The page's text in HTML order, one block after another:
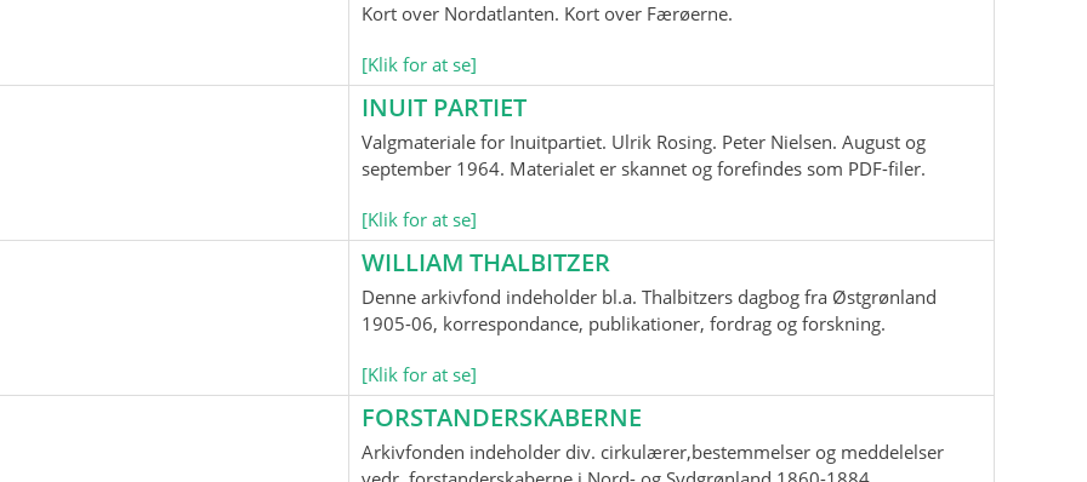
Kort over Nordatlanten. Kort over Færøerne.
[Klik for at se]
INUIT PARTIET
Valgmateriale for Inuitpartiet. Ulrik Rosing. Peter Nielsen. August og
september 1964. Materialet er skannet og forefindes som PDF-filer.
[Klik for at se]
WILLIAM THALBITZER
Denne arkivfond indeholder bl.a. Thalbitzers dagbog fra Østgrønland
1905-06, korrespondance, publikationer, fordrag og forskning.
[Klik for at se]
FORSTANDERSKABERNE
Arkivfonden indeholder div. cirkulærer,bestemmelser og meddelelser